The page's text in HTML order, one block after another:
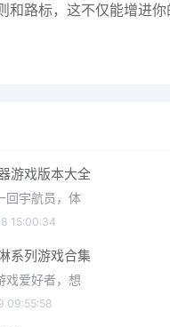
和路标，这不仅能增进
游戏版本大全
回宇航员，体
15:00:34
系列游戏合集
戏爱好者，想
09:55:58